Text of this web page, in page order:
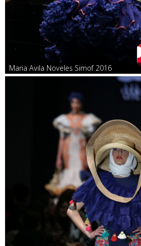
Maria Avila Noveles Simof 2016